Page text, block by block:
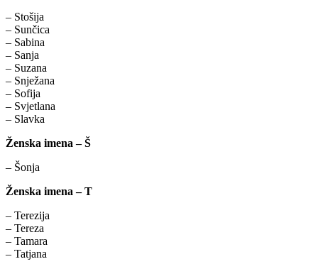
– Stošija
– Sunčica
– Sabina
– Sanja
– Suzana
– Snježana
– Sofija
– Svjetlana
– Slavka
Ženska imena – Š
– Šonja
Ženska imena – T
– Terezija
– Tereza
– Tamara
– Tatjana